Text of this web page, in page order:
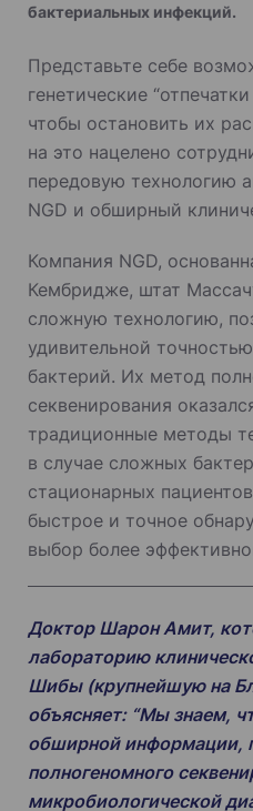
бактериальных инфекций.
Представьте себе
генетические
чтобы остановить их
на это нацелено
передовую технологию
NGD и обширный
Компания NGD,
Кембридже, штат
сложную технологию,
удивительной
бактерий. Их метод
секвенирования
традиционные методы
в случае сложных
стационарных
быстрое и точное
выбор более
Доктор Шарон Амит,
лабораторию
Шибы (крупнейшую на
объясняет: “Мы знаем,
обширной информации,
полногеномного
микробиологической